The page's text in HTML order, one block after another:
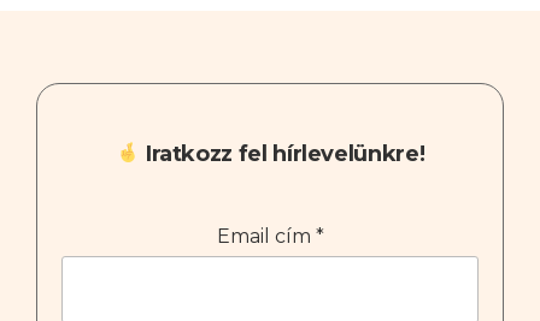
Iratkozz fel hírlevelünkre!
Email cím *